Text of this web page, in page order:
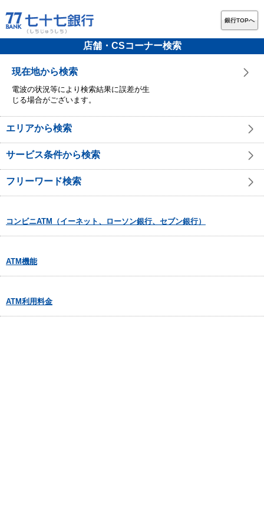
銀行TOPへ
店舗・CSコーナー検索
現在地から検索
電波の状況等により検索結果に誤差が生
じる場合がございます。
エリアから検索
サービス条件から検索
フリーワード検索
コンビニATM（イーネット、ローソン銀行、セブン銀行）
ATM機能
ATM利用料金